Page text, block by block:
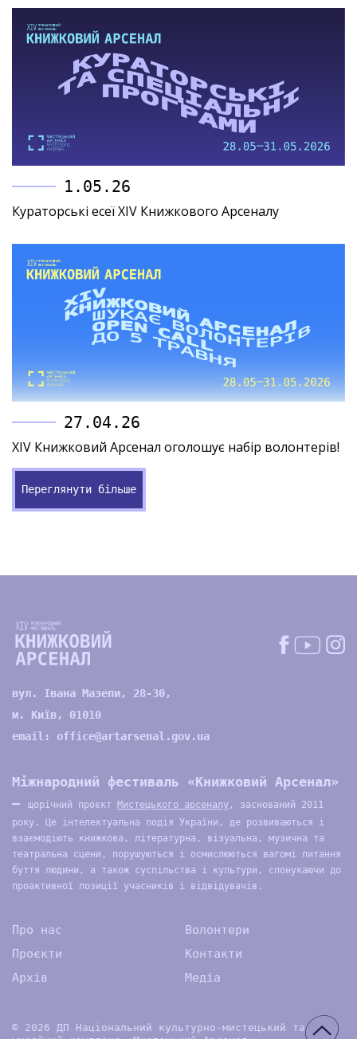
1.05.26
Кураторські есеї XIV Книжкового Арсеналу
27.04.26
XIV Книжковий Арсенал оголошує набір волонтерів!
Переглянути більше
вул. Івана Мазепи, 28-30,
м. Київ, 01010
email: office@artarsenal.gov.ua
Міжнародний фестиваль «Книжковий Арсенал»
—
щорічний проєкт Мистецького арсеналу , заснований 2011
року. Це інтелектуальна подія України, де розвиваються і
взаємодіють книжкова, літературна, візуальна, музична та
театральна сцени, порушуються і осмислюються вагомі питання
буття людини, а також суспільства і культури, спонукаючи до
проактивної позиції учасників і відвідувачів.
Про нас
Проєкти
Архів
Волонтери
Контакти
Медіа
© 2026 ДП Національний культурно-мистецький та